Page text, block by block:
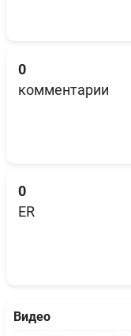
0
комментарии
0
ER
Видео